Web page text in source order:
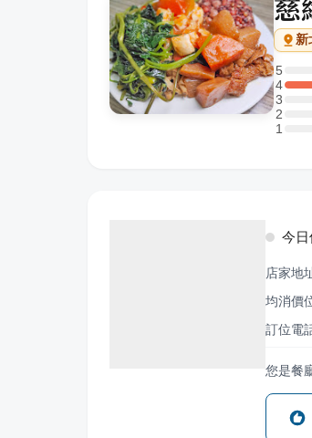
新
5
5 星
4
4 星
3
3 星
2
2 星
11 星
今日
店家地
均消價
訂位電
您是餐